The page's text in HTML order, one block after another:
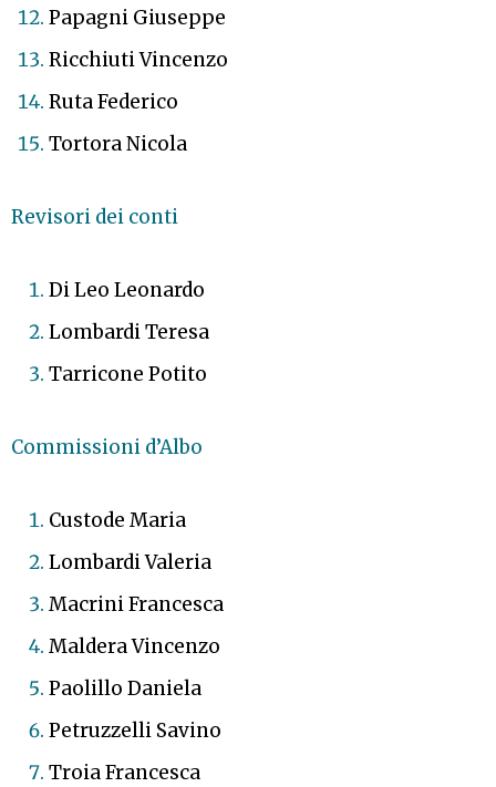
Papagni Giuseppe
Ricchiuti Vincenzo
Ruta Federico
Tortora Nicola
Revisori dei conti
Di Leo Leonardo
Lombardi Teresa
Tarricone Potito
Commissioni d’Albo
Custode Maria
Lombardi Valeria
Macrini Francesca
Maldera Vincenzo
Paolillo Daniela
Petruzzelli Savino
Troia Francesca